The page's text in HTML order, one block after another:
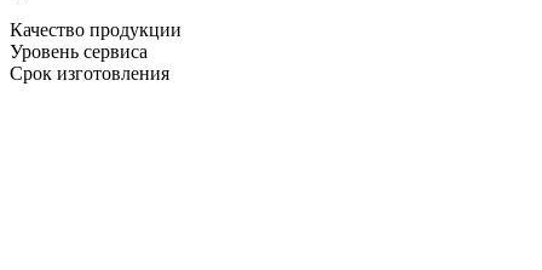
Качество продукции
Уровень сервиса
Срок изготовления